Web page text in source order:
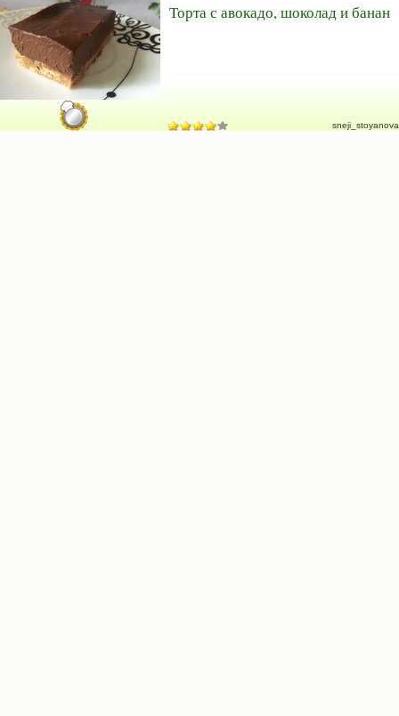
Торта с авокадо, шоколад и банан
sneji_stoyanova